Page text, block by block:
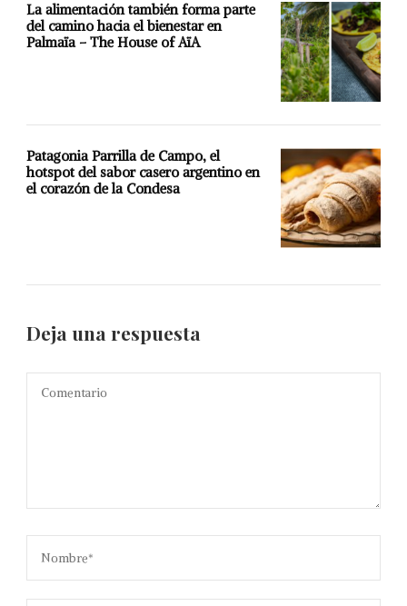
La alimentación también forma parte
del camino hacia el bienestar en
Palmaïa – The House of AïA
Patagonia Parrilla de Campo, el
hotspot del sabor casero argentino en
el corazón de la Condesa
Deja una respuesta